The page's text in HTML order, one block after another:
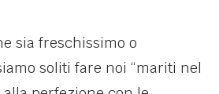
sia freschissimo o
soliti fare noi “mariti nel